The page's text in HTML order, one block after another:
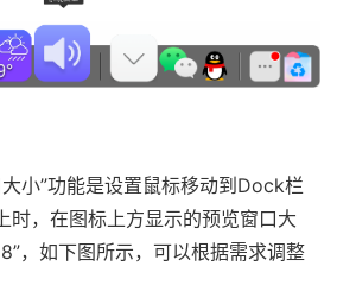
小”功能是设置鼠标移动到Dock栏
时，在图标上方显示的预览窗口大
，如下图所示，可以根据需求调整